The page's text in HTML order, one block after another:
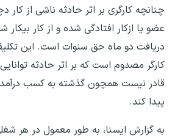
چنانچه کارگری بر اثر حادثه ناشی از
عضو یا ازکار افتادگی شده و از کار
دریافت دو ماه حق سنوات است. این
کارگر مصدوم است که بر اثر حادثه
قادر نیست همچون گذشته به کسب درآمد
پیدا کند.
به گزارش ایسنا، به طور معمول در هر